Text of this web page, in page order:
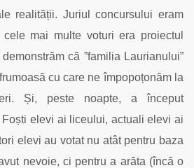
realității. Juriul concursului eram
mai multe voturi era proiectul
că ”familia Laurianului”
cu care ne împopoțonăm la
Și, peste noapte, a început
elevi ai liceului, actuali elevi ai
elevi au votat nu atât pentru baza
nevoie, ci pentru a arăta (încă o